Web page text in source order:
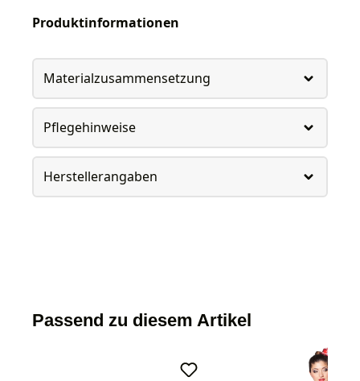
Produktinformationen
Materialzusammensetzung
Pflegehinweise
Herstellerangaben
Passend zu diesem Artikel